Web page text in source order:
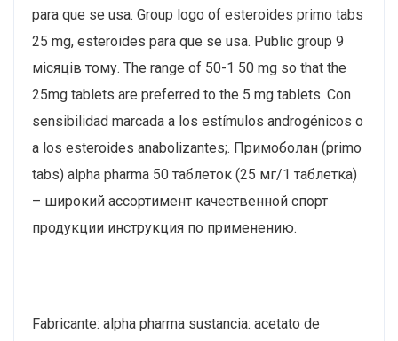
para que se usa. Group logo of esteroides primo tabs
25 mg, esteroides para que se usa. Public group 9
місяців тому. The range of 50-1 50 mg so that the
25mg tablets are preferred to the 5 mg tablets. Con
sensibilidad marcada a los estímulos androgénicos o
a los esteroides anabolizantes;. Примоболан (primo
tabs) alpha pharma 50 таблеток (25 мг/1 таблетка)
– широкий ассортимент качественной спорт
продукции инструкция по применению.
Fabricante: alpha pharma sustancia: acetato de